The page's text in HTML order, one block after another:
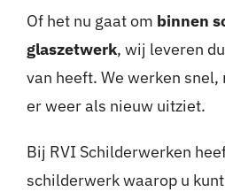
Of het nu gaat om binnen
glaszetwerk, wij leveren
van heeft. We werken
er weer als nieuw uitziet.
Bij RVI Schilderwerken
schilderwerk waarop u